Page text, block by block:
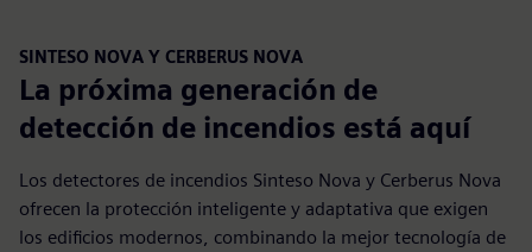
SINTESO NOVA Y CERBERUS NOVA
La próxima generación de
detección de incendios está aquí
Los detectores de incendios Sinteso Nova y Cerberus Nova
ofrecen la protección inteligente y adaptativa que exigen
los edificios modernos, combinando la mejor tecnología de